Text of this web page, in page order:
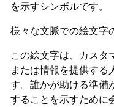
を示すシンボルです。
様々な文脈での絵文字
この絵文字は、カスタ
または情報を提供する
す。誰かが助ける準備
することを示すために